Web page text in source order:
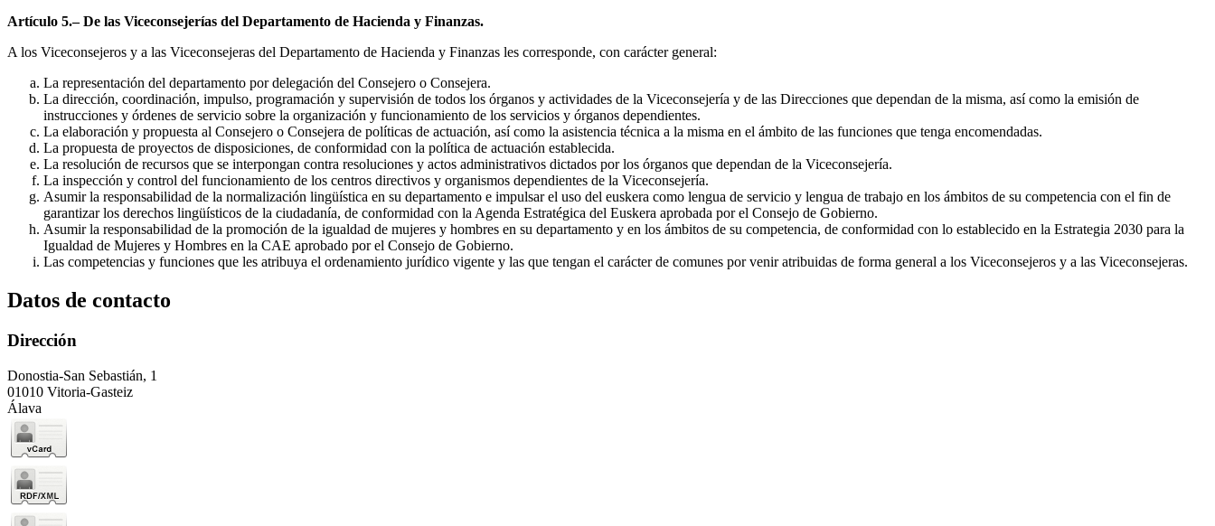
Artículo 5.– De las Viceconsejerías del Departamento de Hacienda y Finanzas.
A los Viceconsejeros y a las Viceconsejeras del Departamento de Hacienda y Finanzas les corresponde, con carácter general:
La representación del departamento por delegación del Consejero o Consejera.
La dirección, coordinación, impulso, programación y supervisión de todos los órganos y actividades de la Viceconsejería y de las Direcciones que dependan de la misma, así como la emisión de
instrucciones y órdenes de servicio sobre la organización y funcionamiento de los servicios y órganos dependientes.
La elaboración y propuesta al Consejero o Consejera de políticas de actuación, así como la asistencia técnica a la misma en el ámbito de las funciones que tenga encomendadas.
La propuesta de proyectos de disposiciones, de conformidad con la política de actuación establecida.
La resolución de recursos que se interpongan contra resoluciones y actos administrativos dictados por los órganos que dependan de la Viceconsejería.
La inspección y control del funcionamiento de los centros directivos y organismos dependientes de la Viceconsejería.
Asumir la responsabilidad de la normalización lingüística en su departamento e impulsar el uso del euskera como lengua de servicio y lengua de trabajo en los ámbitos de su competencia con el fin de
garantizar los derechos lingüísticos de la ciudadanía, de conformidad con la Agenda Estratégica del Euskera aprobada por el Consejo de Gobierno.
Asumir la responsabilidad de la promoción de la igualdad de mujeres y hombres en su departamento y en los ámbitos de su competencia, de conformidad con lo establecido en la Estrategia 2030 para la
Igualdad de Mujeres y Hombres en la CAE aprobado por el Consejo de Gobierno.
Las competencias y funciones que les atribuya el ordenamiento jurídico vigente y las que tengan el carácter de comunes por venir atribuidas de forma general a los Viceconsejeros y a las Viceconsejeras.
Datos de contacto
Dirección
Donostia-San Sebastián, 1
01010 Vitoria-Gasteiz
Álava